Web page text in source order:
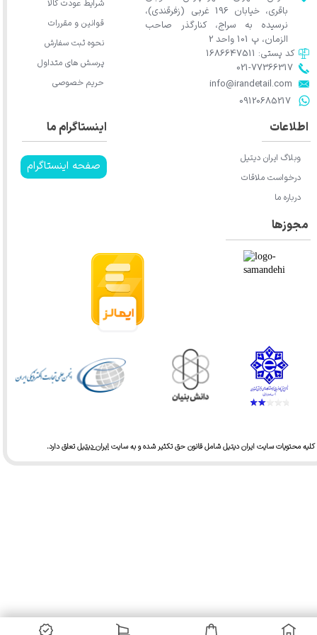
محتویات سایت ایران دیتیل شامل قانون حق تکثیر شده و به سایتایران دیتیلتعلق دارد.​​​​​​​
باقری، خیابان 196 غربی (زفرقندی)،
نرسیده به سراج، کنارگذر صاحب
الزمان، پ 101 واحد 2
​​​​​​​info@irandetail.com
021-77366317​​​​​​​​​​​​​​​​​​​​​
​​​​​​​09120685217​​​​​​​
کد پستی: 1686647511
اینستاگرام ما
صفحه اینستاگرام
اطلاعات
وبلاگ ایران دیتیل
درخواست ملاقات
درباره ما
شرایط عودت کالا
قوانین و مقررات
نحوه ثبت سفارش
پرسش های متداول
حریم خصوصی
مجوزها